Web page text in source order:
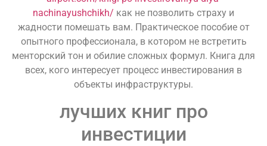
nachinayushchikh/ как не позволить страху и
жадности помешать вам. Практическое пособие от
опытного профессионала, в котором не встретить
менторский тон и обилие сложных формул. Книга для
всех, кого интересует процесс инвестирования в
объекты инфраструктуры.
лучших книг про
инвестиции